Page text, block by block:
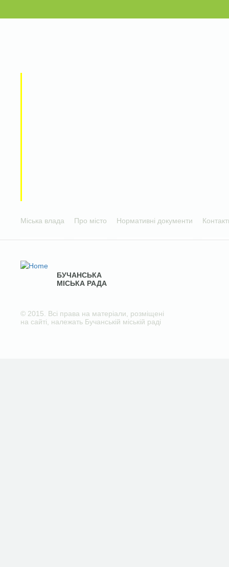
Міська влада Про місто Нормативні документи
БУЧАНСЬКА
МІСЬКА РАДА
© 2015. Всі права на матеріали, розміщені
на сайті, належать Бучанській міській раді